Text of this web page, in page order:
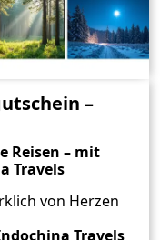
–
Reisen – mit
Travels
von Herzen
Travels